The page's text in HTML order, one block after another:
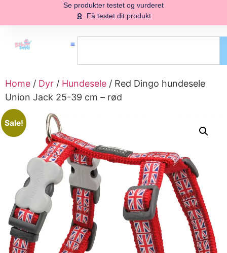
Se produkter testet og vurderet
Få testet dit produkt
Home / Dyr / Hundesele / Red Dingo hundesele
Union Jack 25-39 cm – rød
Sale!